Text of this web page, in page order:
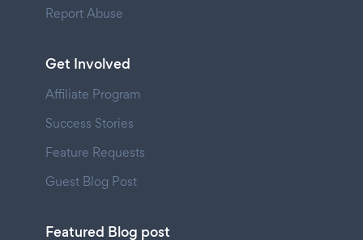
Report Abuse
Get Involved
Affiliate Program
Success Stories
Feature Requests
Guest Blog Post
Featured Blog post